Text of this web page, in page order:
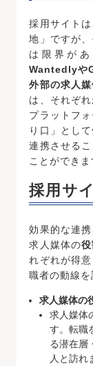
採用サイト
地」ですが
は限界が
Wantedlyや
外部の求人
は、それぞ
プラットフ
り口」とし
連携させる
ことができま
採用サ
効果的な連
求人媒体の
れぞれが得
職者の動線を
求人媒体の
求人媒体
す。転職
る潜在層
人と訪れ